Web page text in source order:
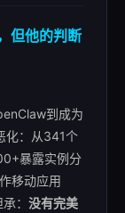
但他的判断
到成为
化：从341个
暴露实例分
移动应用
： 没有完美